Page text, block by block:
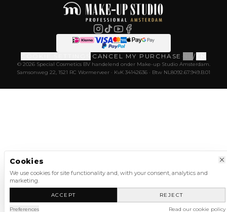
·CANCEL MY PURCHASE · /
© 2026 Special Cosmetics BV handelend onder Make-up Studio Amsterdam.
Samsonweg 22, 1521 RC Wormerveer · KvK 34142636 · Btw NL8092.67.949.B.01
Cookies
We use cookies for site functionality and, with your consent, analytics and
marketing.
ACCEPT REJECT
Preferences Read our cookie policy